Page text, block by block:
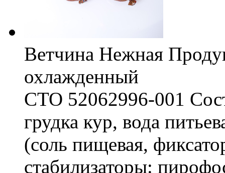
Ветчина Нежная
охлажденный
СТО 52062996-001
грудка кур, вода
(соль пищевая,
стабилизаторы: